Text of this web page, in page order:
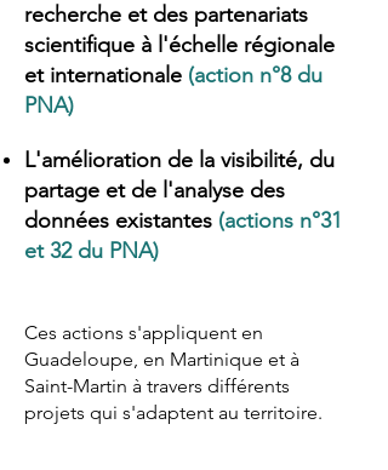
recherche et des partenariats
scientifique à l'échelle régionale
et internationale (action n°8 du
PNA)
L'amélioration de la visibilité, du
partage et de l'analyse des
données existantes (actions n°31
et 32 du PNA)
Ces actions s'appliquent en
Guadeloupe, en Martinique et à
Saint-Martin à travers différents
projets qui s'adaptent au territoire.